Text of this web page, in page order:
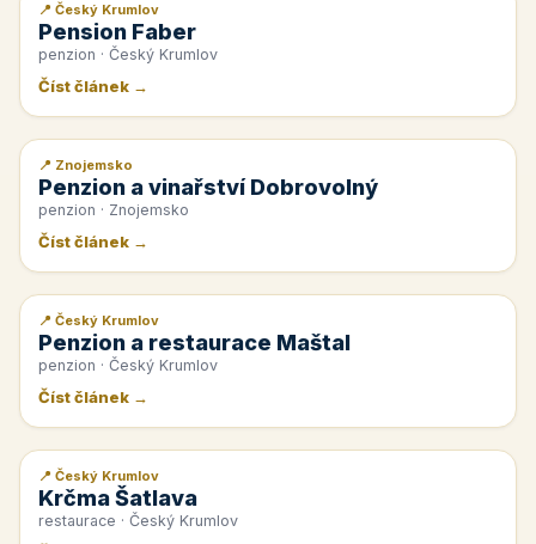
📰 PR článek
📍 Český Krumlov
Pension Faber
penzion · Český Krumlov
Číst článek →
📰 PR článek
📍 Znojemsko
Penzion a vinařství Dobrovolný
penzion · Znojemsko
Číst článek →
📰 PR článek
📍 Český Krumlov
Penzion a restaurace Maštal
penzion · Český Krumlov
Číst článek →
📰 PR článek
📍 Český Krumlov
Krčma Šatlava
restaurace · Český Krumlov